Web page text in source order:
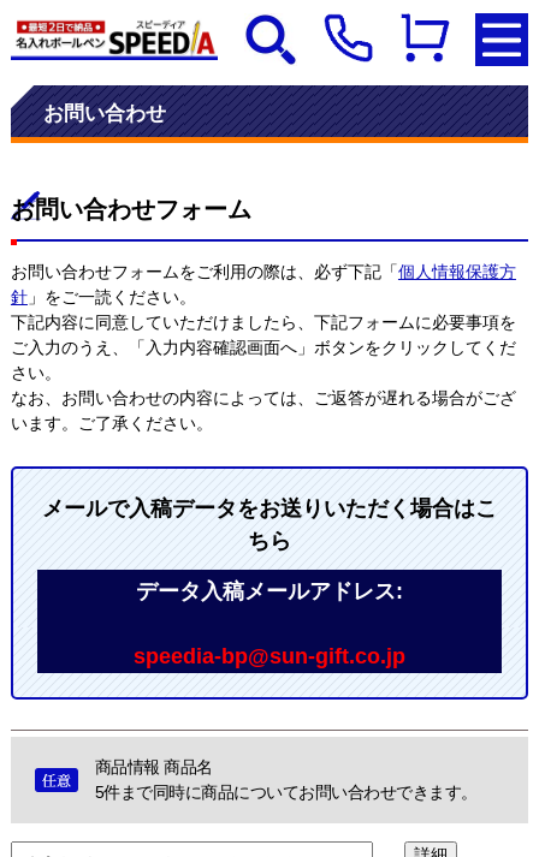
お問い合わせ
お問い合わせフォーム
お問い合わせフォームをご利用の際は、必ず下記「個人情報保護方
針」をご一読ください。
下記内容に同意していただけましたら、下記フォームに必要事項を
ご入力のうえ、「入力内容確認画面へ」ボタンをクリックしてくだ
さい。
なお、お問い合わせの内容によっては、ご返答が遅れる場合がござ
います。ご了承ください。
メールで入稿データをお送りいただく場合はこ
ちら
データ入稿メールアドレス:
speedia-bp@sun-gift.co.jp
商品情報 商品名
5件まで同時に商品についてお問い合わせできます。